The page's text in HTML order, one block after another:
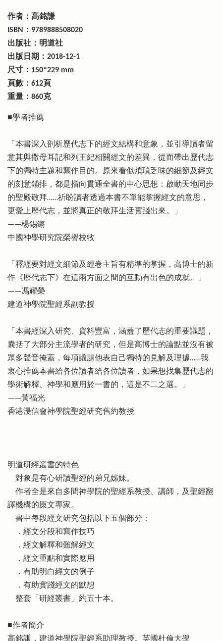
作者：高銘謙
ISBN：9789888508020
出版社：明道社
出版日期：2018-12-1
尺寸：150*229 mm
頁數：612頁
重量：860克
■學者推薦
「本書深入剖析歷代志下的經文結構和意象，並引導讀者留
意其與撒母耳記和列王紀相關經文的差異，從而帶出歷代志
下的獨特主題和寫作目的。原來看似煩瑣乏味的細節及經文
的刻意鋪排，都是指向貫通全書的中心思想：啟動天地同步
的聖殿敬拜……祈盼讀者透過本書不單能掌握經文的意思，
更愛上歷代志，並將真正的敬拜生活實踐出來。」
——楊錫鏘
中國神學研究院榮譽校牧
「釋經要對經文細節及經卷主旨有精準的掌握，高博士的新
作《歷代志下》在這兩方面之間的互動有出色的成就。」
——馮耀榮
建道神學院聖經系副教授
「本書經深入研究、資料豐富，涵蓋了歷代志的重要議題，
囊括了大部分主流學者的研究，但是高博士的論點並沒有被
眾多聲音掩蓋，每項議題他表自己獨特的見解及理據……我
衷心推薦本書給各位讀者給各位讀者，如果想找集歷代志的
學術解釋、神學和應用於一書的，這是不二之選。」
——黃福光
香港浸信會神學院聖經研究舊約教授
明道研經叢書的特色
對象是有心研讀聖經的弟兄姊妹。
作者全是來自多間神學院的聖經系教授、講師，及聖經翻
譯機構的厡文專家。
書中每段經文研究包括以下五個部分：
．經文分段和寫作技巧
．經文解釋和難解經文
．經文重點和實際應用
．有助明白經文的例子
．有助實踐經文的默想
整套「研經叢書」約五十本。
■作者簡介
高銘謙，建道神學院聖經系助理教授。英國杜倫大學